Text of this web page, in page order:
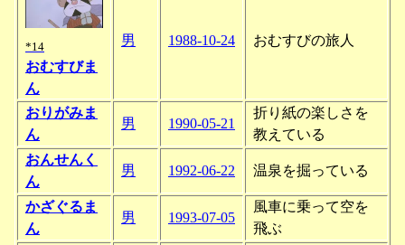
*14
おむすびま
ん
男 1988-10-24 おむすびの旅人
おりがみま
ん
男 1990-05-21
折り紙の楽しさを
教えている
おんせんく
ん
男 1992-06-22 温泉を掘っている
かざぐるま
ん
男 1993-07-05
風車に乗って空を
飛ぶ